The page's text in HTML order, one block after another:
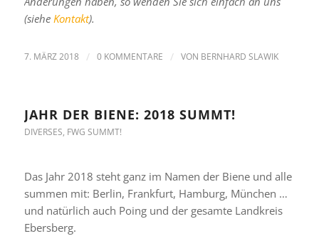
(siehe Kontakt).
7. MÄRZ 2018 / 0 KOMMENTARE / VON BERNHARD SLAWIK
JAHR DER BIENE: 2018 SUMMT!
DIVERSES, FWG SUMMT!
Das Jahr 2018 steht ganz im Namen der Biene und alle
summen mit: Berlin, Frankfurt, Hamburg, München …
und natürlich auch Poing und der gesamte Landkreis
Ebersberg.